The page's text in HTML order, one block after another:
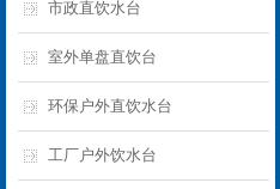
市政直饮水台
室外单盘直饮台
环保户外直饮水台
工厂户外饮水台